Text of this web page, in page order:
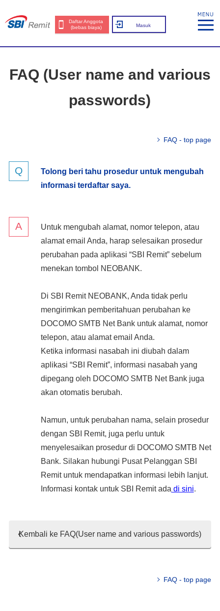
Daftar Anggota
(bebas biaya)
Masuk
FAQ (User name and various
passwords)
FAQ - top page
Tolong beri tahu prosedur untuk mengubah
informasi terdaftar saya.
Untuk mengubah alamat, nomor telepon, atau
alamat email Anda, harap selesaikan prosedur
perubahan pada aplikasi “SBI Remit” sebelum
menekan tombol NEOBANK.
Di SBI Remit NEOBANK, Anda tidak perlu
mengirimkan pemberitahuan perubahan ke
DOCOMO SMTB Net Bank untuk alamat, nomor
telepon, atau alamat email Anda.
Ketika informasi nasabah ini diubah dalam
aplikasi “SBI Remit”, informasi nasabah yang
dipegang oleh DOCOMO SMTB Net Bank juga
akan otomatis berubah.
Namun, untuk perubahan nama, selain prosedur
dengan SBI Remit, juga perlu untuk
menyelesaikan prosedur di DOCOMO SMTB Net
Bank. Silakan hubungi Pusat Pelanggan SBI
Remit untuk mendapatkan informasi lebih lanjut.
Informasi kontak untuk SBI Remit ada di sini.
Kembali ke FAQ(User name and various passwords)
FAQ - top page